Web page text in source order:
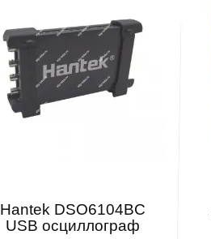
Hantek DSO6104BC
USB осциллограф